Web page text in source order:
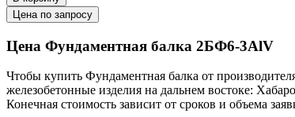
Цена по запросу
Цена Фундаментная балка 2БФ6-3АlV
Чтобы купить Фундаментная балка от
железобетонные изделия на дальнем востоке:
Конечная стоимость зависит от сроков и объема